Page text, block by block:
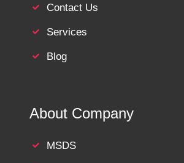
Contact Us
Services
Blog
About Company
MSDS